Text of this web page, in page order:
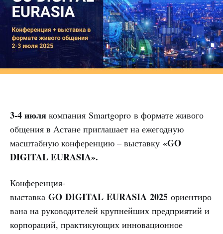
3-4июля компания Smartgopro в формате живого
общения в Астане приглашает на ежегодную
масштабную конференцию – выставку «GO
DIGITAL EURASIA».
Конференция-
выставка GO DIGITAL EURASIA 2025 ориентиро
вана на руководителей крупнейших предприятий и
корпораций, практикующих инновационное